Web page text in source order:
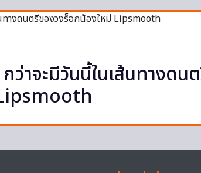
ว่าจะมีวันนี้ในเส้นทางดน